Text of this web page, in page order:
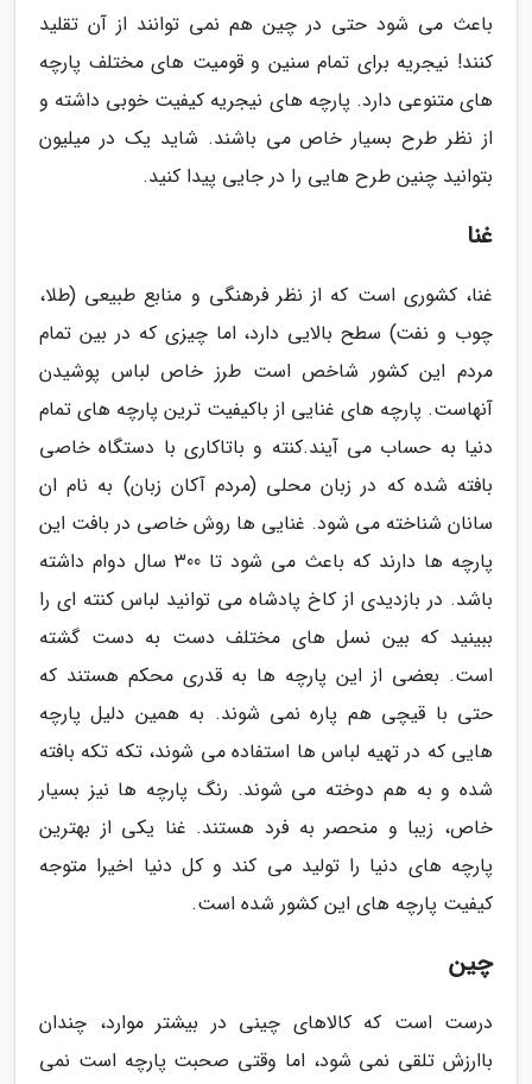
باعث می شود حتی در چین هم نمی توانند از آن تقلید
کنند! نیجریه برای تمام سنین و قومیت های مختلف پارچه
های متنوعی دارد. پارچه های نیجریه کیفیت خوبی داشته و
از نظر طرح بسیار خاص می باشند. شاید یک در میلیون
بتوانید چنین طرح هایی را در جایی پیدا کنید.
غنا
غنا، کشوری است که از نظر فرهنگی و منابع طبیعی (طلا،
چوب و نفت) سطح بالایی دارد، اما چیزی که در بین تمام
مردم این کشور شاخص است طرز خاص لباس پوشیدن
آنهاست. پارچه های غنایی از باکیفیت ترین پارچه های تمام
دنیا به حساب می آیند.کنته و باتاکاری با دستگاه خاصی
بافته شده که در زبان محلی (مردم آکان زبان) به نام ان
سانان شناخته می شود. غنایی ها روش خاصی در بافت این
پارچه ها دارند که باعث می شود تا 300 سال دوام داشته
باشد. در بازدیدی از کاخ پادشاه می توانید لباس کنته ای را
ببینید که بین نسل های مختلف دست به دست گشته
است. بعضی از این پارچه ها به قدری محکم هستند که
حتی با قیچی هم پاره نمی شوند. به همین دلیل پارچه
هایی که در تهیه لباس ها استفاده می شوند، تکه تکه بافته
شده و به هم دوخته می شوند. رنگ پارچه ها نیز بسیار
خاص، زیبا و منحصر به فرد هستند. غنا یکی از بهترین
پارچه های دنیا را تولید می کند و کل دنیا اخیرا متوجه
کیفیت پارچه های این کشور شده است.
چین
درست است که کالاهای چینی در بیشتر موارد، چندان
باارزش تلقی نمی شود، اما وقتی صحبت پارچه است نمی